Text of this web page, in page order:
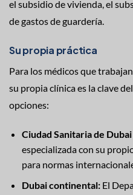
el subsidio de vivienda, el
de gastos de guardería.
Su propia práctica
Para los médicos que
su propia clínica es la clave
opciones:
Ciudad Sanitaria de
especializada con su
para normas
Dubai continental:El